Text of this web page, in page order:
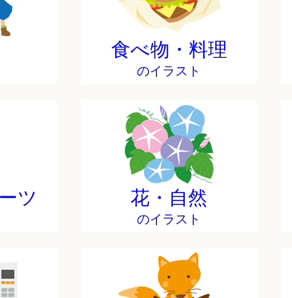
食べ物・料理
のイラスト
ツ 花・自然
のイラスト